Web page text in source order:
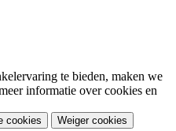
te bieden, maken we
informatie over cookies en
cookies Weiger cookies